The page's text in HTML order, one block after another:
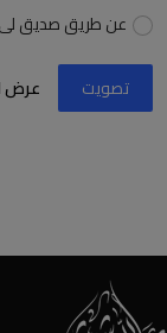
عن طريق صديق لى
تصويت عرض